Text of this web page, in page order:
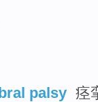
palsy 痉